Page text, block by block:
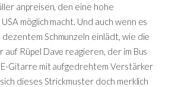
anpreisen, den eine hohe
möglich macht. Und auch wenn es
dezentem Schmunzeln einlädt, wie die
auf Rüpel Dave reagieren, der im Bus
E-Gitarre mit aufgedrehtem Verstärker
dieses Strickmuster doch merklich